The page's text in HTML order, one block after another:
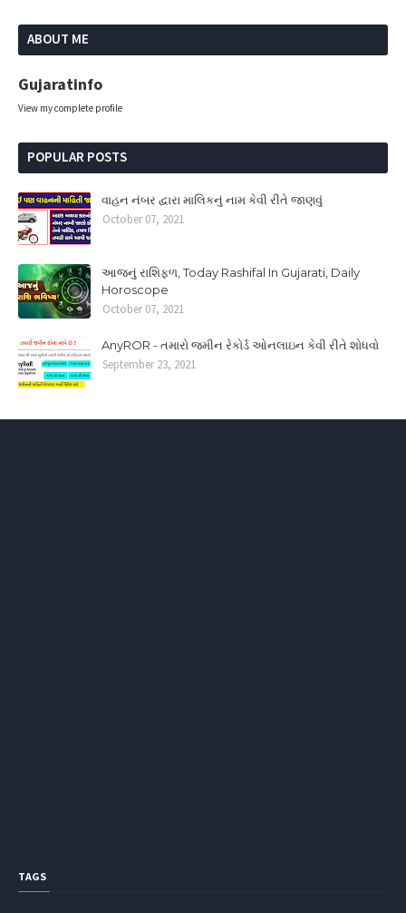
ABOUT ME
Gujaratinfo
View my complete profile
POPULAR POSTS
વાહન નંબર દ્વારા માલિકનું નામ કેવી રીતે જાણવું
October 07, 2021
આજનું રાશિફળ, Today Rashifal In Gujarati, Daily
Horoscope
October 07, 2021
AnyROR - તમારો જમીન રેકોર્ડ ઓનલાઇન કેવી રીતે શોધવો
September 23, 2021
TAGS